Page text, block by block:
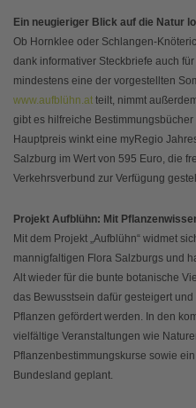
Ein neugieriger Blick auf die Natur
Ob Hornklee oder Schlangen-
dank informativer Steckbriefe auch
mindestens eine der vorgestellten
www.aufblühn.at teilt, nimmt
gibt es hilfreiche
Hauptpreis winkt eine myRegio
Salzburg im Wert von 595 Euro, die
Verkehrsverbund zur Verfügung
Projekt Aufblühn: Mit
Mit dem Projekt „Aufblühn“ widmet
mannigfaltigen Flora Salzburgs und
Alt wieder für die bunte botanische
das Bewusstsein dafür gesteigert
Pflanzen gefördert werden. In den
vielfältige Veranstaltungen wie
Pflanzenbestimmungskurse sowie
Bundesland geplant.